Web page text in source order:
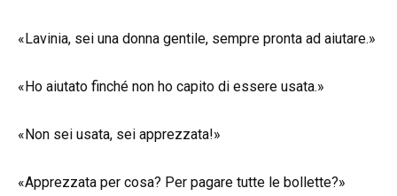
«Lavinia, sei una donna gentile, sempre pronta ad aiutare.»
«Ho aiutato finché non ho capito di essere usata.»
«Non sei usata, sei apprezzata!»
«Apprezzata per cosa? Per pagare tutte le bollette?»